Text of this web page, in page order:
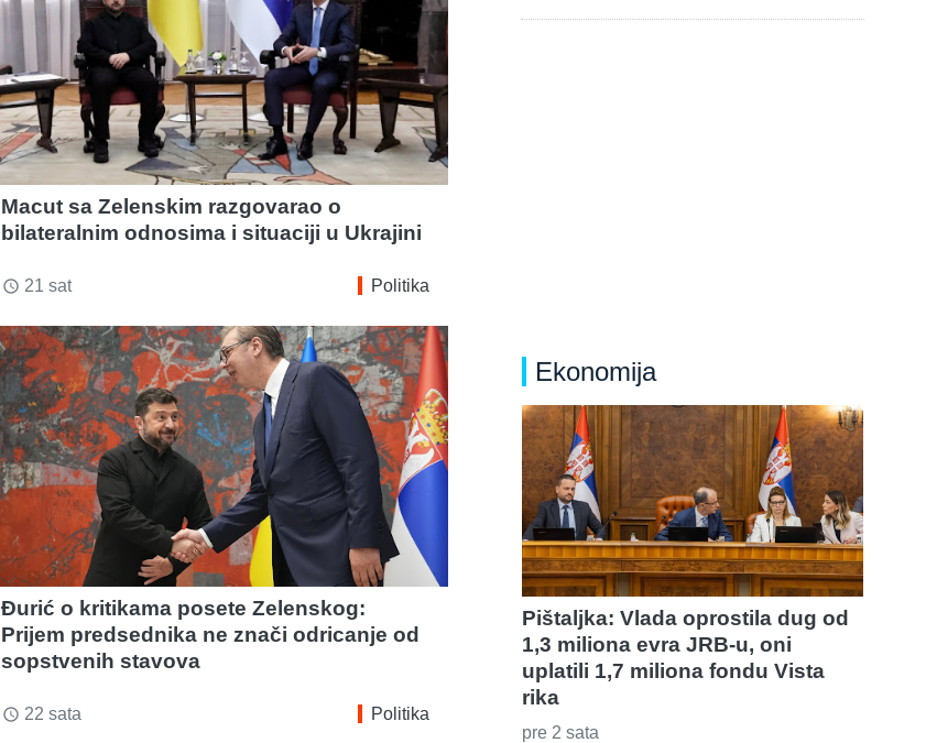
Macut sa Zelenskim razgovarao o
bilateralnim odnosima i situaciji u Ukrajini
access_time 21 sat Politika
Đurić o kritikama posete Zelenskog:
Prijem predsednika ne znači odricanje od
sopstvenih stavova
access_time 22 sata Politika
Ekonomija
Pištaljka: Vlada oprostila dug od
1,3 miliona evra JRB-u, oni
uplatili 1,7 miliona fondu Vista
rika
pre 2 sata